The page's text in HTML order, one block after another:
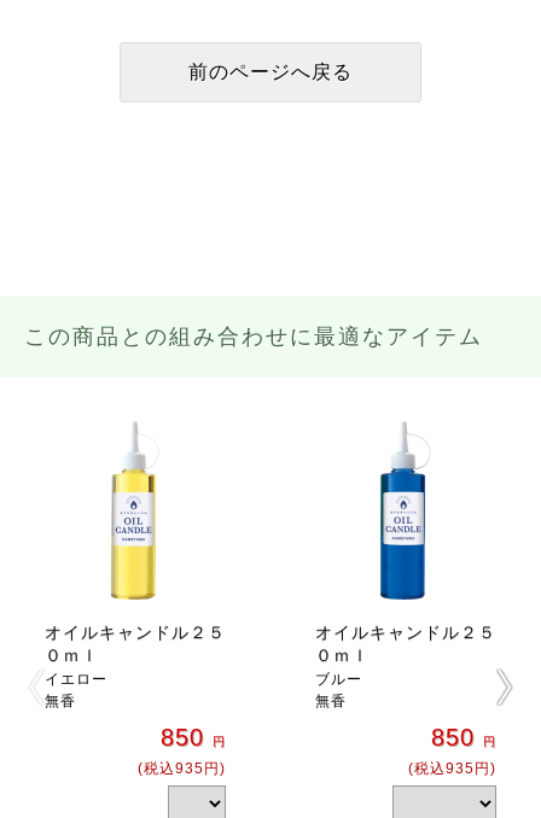
この商品との組み合わせに最適なアイテム
オイルキャンドル２５
０ｍｌ
イエロー
無香
850 円
(税込935円)
オイルキャンドル２５
０ｍｌ
ブルー
無香
850 円
(税込935円)